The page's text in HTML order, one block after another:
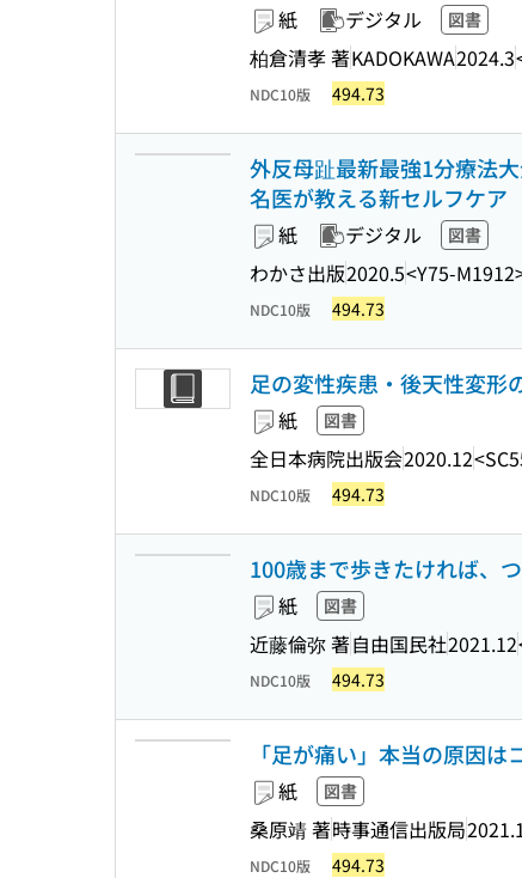
紙 デジタル 図書
柏倉清孝 著KADOKAWA2024.3
NDC10版 494.73
外反母趾最新最強1分療法
名医が教える新セルフケア
紙 デジタル 図書
わかさ出版2020.5<Y75-
NDC10版 494.73
足の変性疾患・後天性変形
紙 図書
全日本病院出版会2020.12
NDC10版 494.73
100歳まで歩きたければ、
紙 図書
近藤倫弥 著自由国民社2021.12
NDC10版 494.73
「足が痛い」本当の原因
紙 図書
桑原靖 著時事通信出版局
NDC10版 494.73